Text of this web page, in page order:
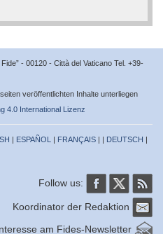
- 00120 - Città del Vaticano Tel. +39-
veröffentlichten Inhalte unterliegen
4.0 International Lizenz
| ESPAÑOL | FRANÇAIS | | DEUTSCH |
Follow us:
Koordinator der Redaktion
am Fides-Newsletter